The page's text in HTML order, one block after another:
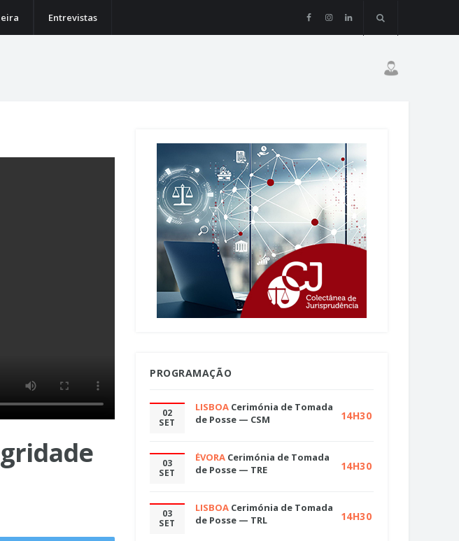
Entrevistas
PROGRAMAÇÃO
02
SET
LISBOA Cerimónia de Tomada
de Posse — CSM
14H30
03
SET
ÉVORA Cerimónia de Tomada
de Posse — TRE
14H30
03
SET
LISBOA Cerimónia de Tomada
de Posse — TRL
14H30